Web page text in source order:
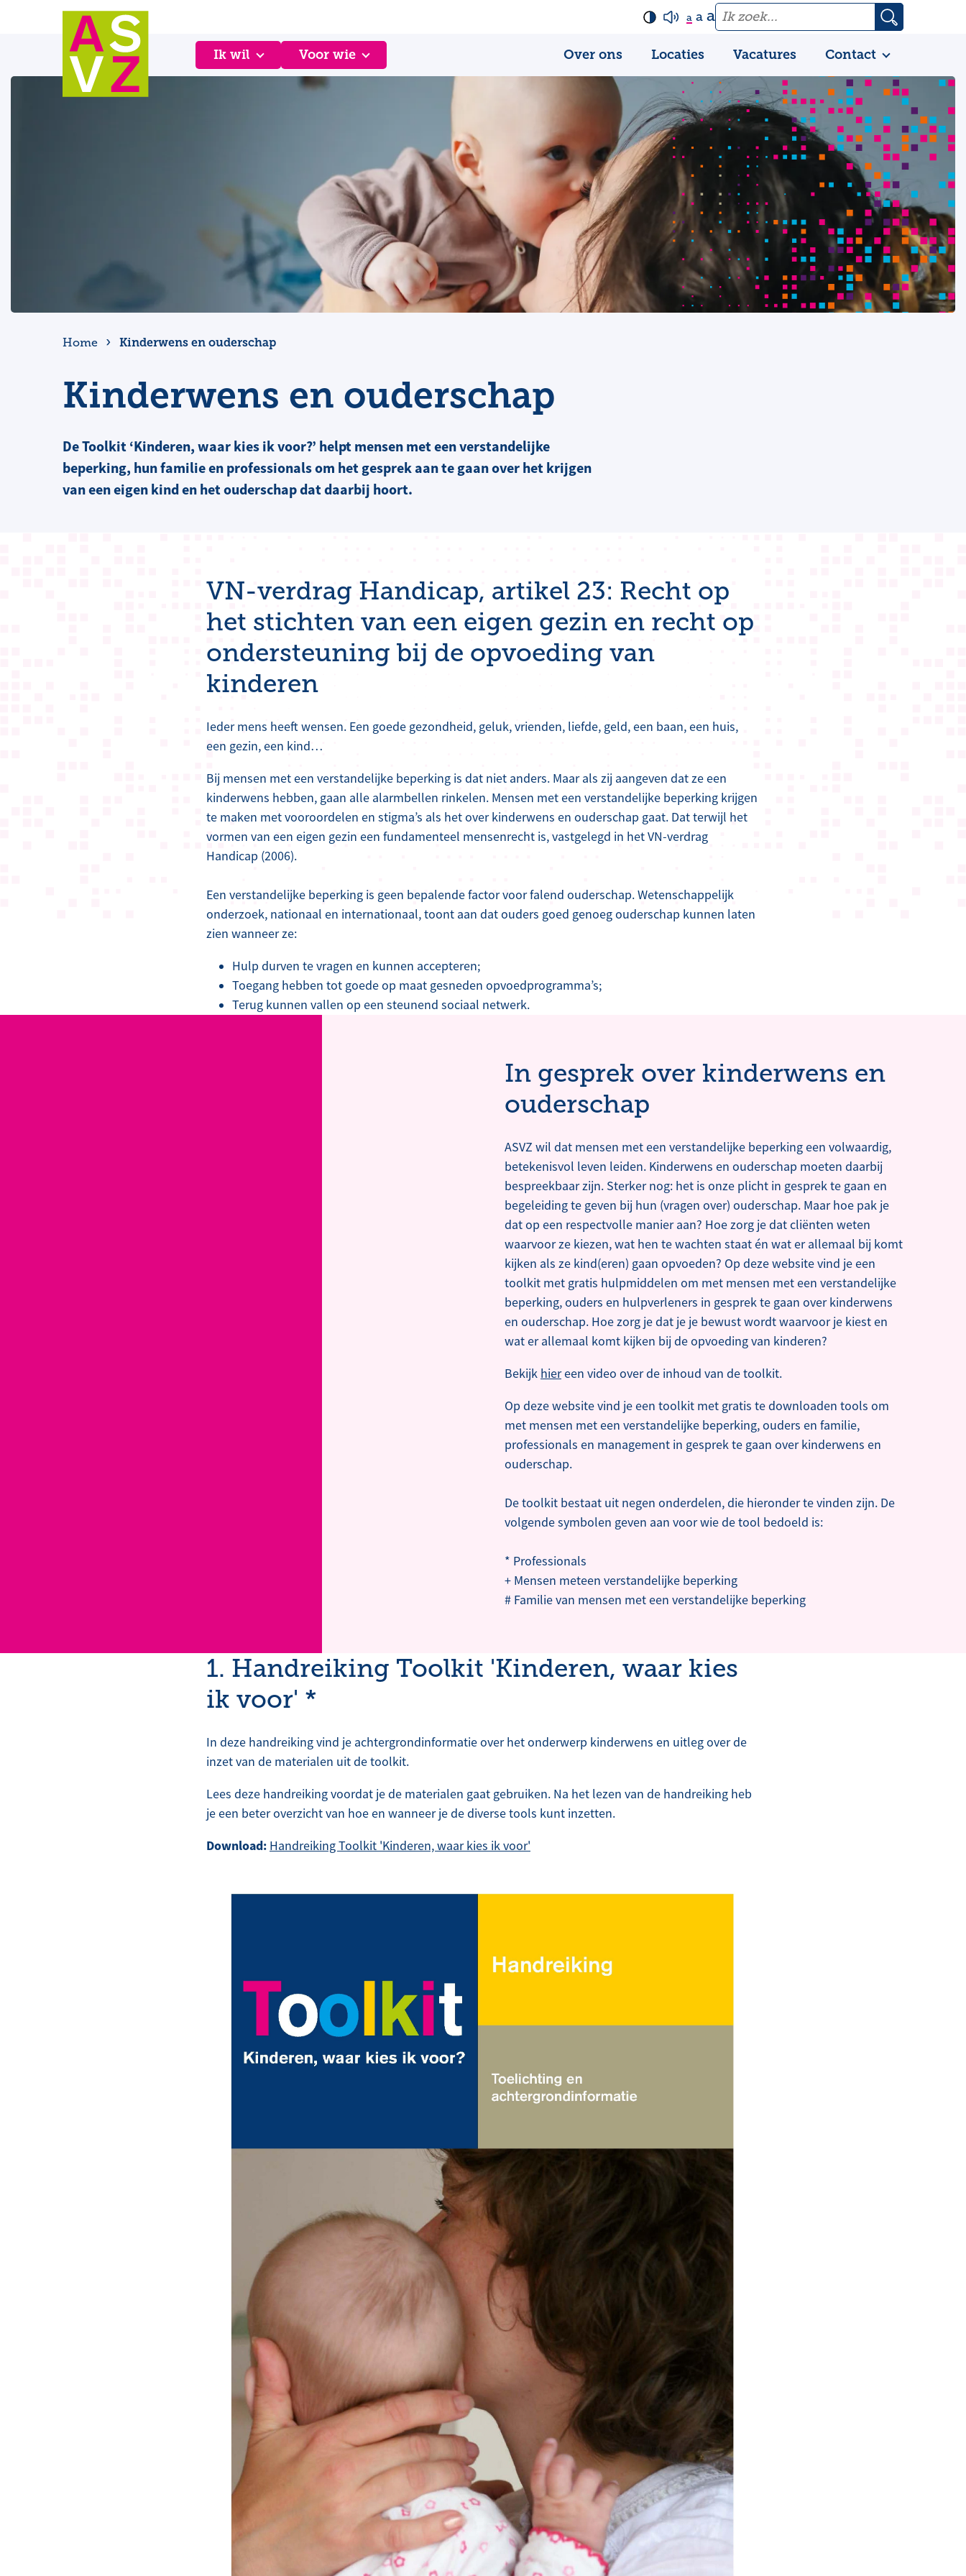
a a a
Ik wil Voor wie Over ons Locaties Vacatures Contact
Home Kinderwens en ouderschap
Kinderwens en ouderschap
De Toolkit ‘Kinderen, waar kies ik voor?’ helpt mensen met een verstandelijke
beperking, hun familie en professionals om het gesprek aan te gaan over het krijgen
van een eigen kind en het ouderschap dat daarbij hoort.
VN-verdrag Handicap, artikel 23: Recht op
het stichten van een eigen gezin en recht op
ondersteuning bij de opvoeding van
kinderen
Ieder mens heeft wensen. Een goede gezondheid, geluk, vrienden, liefde, geld, een baan, een huis,
een gezin, een kind…
Bij mensen met een verstandelijke beperking is dat niet anders. Maar als zij aangeven dat ze een
kinderwens hebben, gaan alle alarmbellen rinkelen. Mensen met een verstandelijke beperking krijgen
te maken met vooroordelen en stigma’s als het over kinderwens en ouderschap gaat. Dat terwijl het
vormen van een eigen gezin een fundamenteel mensenrecht is, vastgelegd in het VN-verdrag
Handicap (2006).
Een verstandelijke beperking is geen bepalende factor voor falend ouderschap. Wetenschappelijk
onderzoek, nationaal en internationaal, toont aan dat ouders goed genoeg ouderschap kunnen laten
zien wanneer ze:
Hulp durven te vragen en kunnen accepteren;
Toegang hebben tot goede op maat gesneden opvoedprogramma’s;
Terug kunnen vallen op een steunend sociaal netwerk.
In gesprek over kinderwens en
ouderschap
ASVZ wil dat mensen met een verstandelijke beperking een volwaardig,
betekenisvol leven leiden. Kinderwens en ouderschap moeten daarbij
bespreekbaar zijn. Sterker nog: het is onze plicht in gesprek te gaan en
begeleiding te geven bij hun (vragen over) ouderschap. Maar hoe pak je
dat op een respectvolle manier aan? Hoe zorg je dat cliënten weten
waarvoor ze kiezen, wat hen te wachten staat én wat er allemaal bij komt
kijken als ze kind(eren) gaan opvoeden? Op deze website vind je een
toolkit met gratis hulpmiddelen om met mensen met een verstandelijke
beperking, ouders en hulpverleners in gesprek te gaan over kinderwens
en ouderschap. Hoe zorg je dat je je bewust wordt waarvoor je kiest en
wat er allemaal komt kijken bij de opvoeding van kinderen?
Bekijk hiereen video over de inhoud van de toolkit.
Op deze website vind je een toolkit met gratis te downloaden tools om
met mensen met een verstandelijke beperking, ouders en familie,
professionals en management in gesprek te gaan over kinderwens en
ouderschap.
De toolkit bestaat uit negen onderdelen, die hieronder te vinden zijn. De
volgende symbolen geven aan voor wie de tool bedoeld is:
* Professionals
+ Mensen meteen verstandelijke beperking
# Familie van mensen met een verstandelijke beperking
1. Handreiking Toolkit 'Kinderen, waar kies
ik voor' *
In deze handreiking vind je achtergrondinformatie over het onderwerp kinderwens en uitleg over de
inzet van de materialen uit de toolkit.
Lees deze handreiking voordat je de materialen gaat gebruiken. Na het lezen van de handreiking heb
je een beter overzicht van hoe en wanneer je de diverse tools kunt inzetten.
Download: Handreiking Toolkit 'Kinderen, waar kies ik voor'